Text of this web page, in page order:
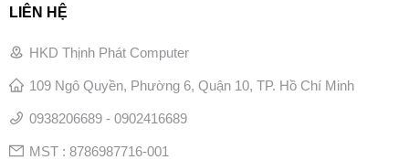
LIÊN HỆ
HKD Thịnh Phát Computer
109 Ngô Quyền, Phường 6, Quận 10, TP. Hồ Chí Minh
0938206689 - 0902416689
MST : 8786987716-001